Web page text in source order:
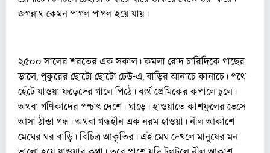
জগন্নাথ কেমন পাগল পাগল হয়ে যায়।
২৫০০ সালের শরতের এক সকাল। কমলা রোদ চারিদিকে গাছের
ডালে, পুকুরের ছোটো ছোটো ঢেউ-এ, বাড়ির আনাচে কানাচে। পথে
হেঁটে যাওয়া ফড়েদের গালে পিঠে। ব্যর্থ প্রেমিকের কপালে চুলে।
অথবা গণিকাদের পশ্চাৎ দেশে। ঘাড়ে। হাওয়াতে কাশফুলের ভেসে
আসা ঠান্ডা গন্ধ। অথবা গন্ধহীন এক নরম হাওয়া। নীল আকাশে
মেঘের ঘর বাড়ি। বিচিত্র আকৃতির। এই মেঘ দেখলে মানুষের মন